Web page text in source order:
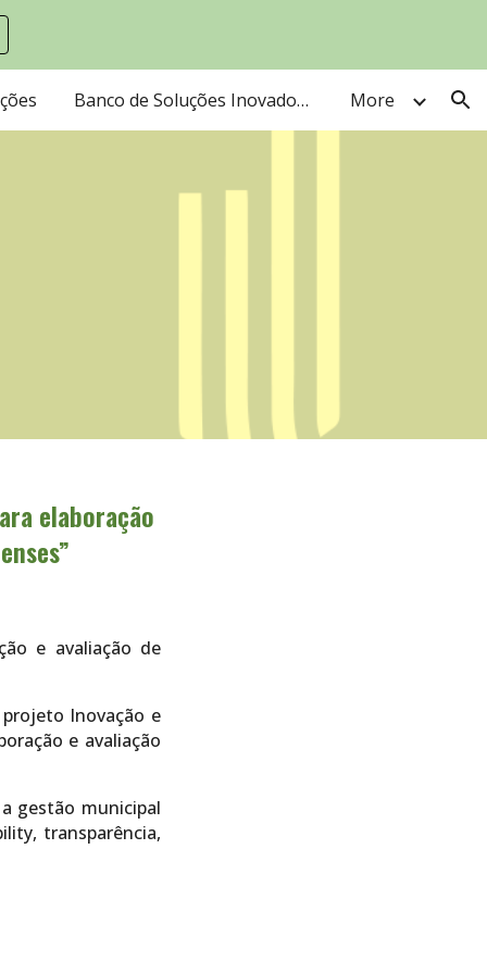
Banco de Soluções Inovadora e Sustentáveis More
elaboração
e avaliação de
Inovação e
e avaliação
gestão municipal
transparência,